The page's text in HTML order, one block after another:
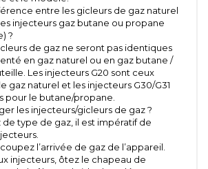
entre les gicleurs de gaz naturel
injecteurs gaz butane ou propane
?
de gaz ne seront pas identiques
en gaz naturel ou en gaz butane /
Les injecteurs G20 sont ceux
gaz naturel et les injecteurs G30/G31
pour le butane/propane.
les injecteurs/gicleurs de gaz ?
de type de gaz, il est impératif de
l’arrivée de gaz de l’appareil.
injecteurs, ôtez le chapeau de